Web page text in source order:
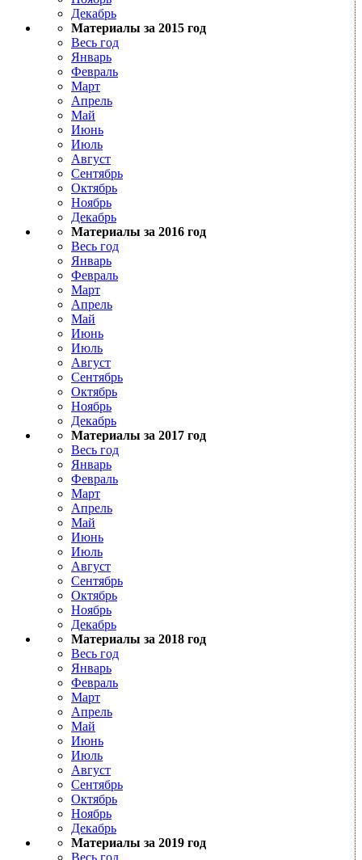
Декабрь
Материалы за 2015 год
Весь год
Январь
Февраль
Март
Апрель
Май
Июнь
Июль
Август
Сентябрь
Октябрь
Ноябрь
Декабрь
Материалы за 2016 год
Весь год
Январь
Февраль
Март
Апрель
Май
Июнь
Июль
Август
Сентябрь
Октябрь
Ноябрь
Декабрь
Материалы за 2017 год
Весь год
Январь
Февраль
Март
Апрель
Май
Июнь
Июль
Август
Сентябрь
Октябрь
Ноябрь
Декабрь
Материалы за 2018 год
Весь год
Январь
Февраль
Март
Апрель
Май
Июнь
Июль
Август
Сентябрь
Октябрь
Ноябрь
Декабрь
Материалы за 2019 год
Весь год